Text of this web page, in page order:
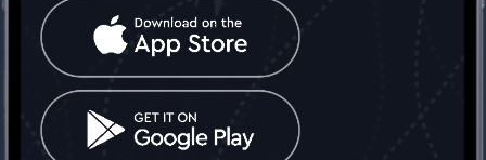
Часто задаваемые
вопросы
Контакт
Грузия: Тбилиси
Телефон: +442030340050
Социальные сети